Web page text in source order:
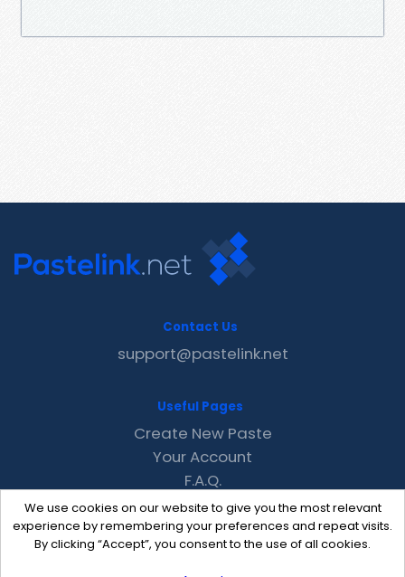
We use cookies on our website to give you the most relevant
experience by remembering your preferences and repeat visits.
By clicking “Accept”, you consent to the use of all cookies.
Contact Us
support@pastelink.net
Useful Pages
Create New Paste
Your Account
F.A.Q.
Recent
Contact